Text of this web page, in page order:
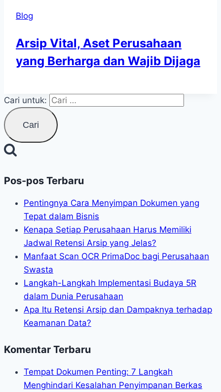
Blog
Arsip Vital, Aset Perusahaan
yang Berharga dan Wajib Dijaga
Cari untuk:
Pos-pos Terbaru
Pentingnya Cara Menyimpan Dokumen yang
Tepat dalam Bisnis
Kenapa Setiap Perusahaan Harus Memiliki
Jadwal Retensi Arsip yang Jelas?
Manfaat Scan OCR PrimaDoc bagi Perusahaan
Swasta
Langkah-Langkah Implementasi Budaya 5R
dalam Dunia Perusahaan
Apa Itu Retensi Arsip dan Dampaknya terhadap
Keamanan Data?
Komentar Terbaru
Tempat Dokumen Penting: 7 Langkah
Menghindari Kesalahan Penyimpanan Berkas